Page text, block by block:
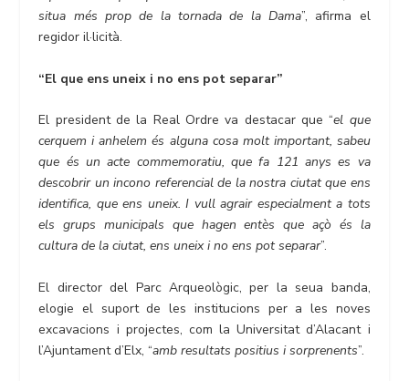
situa més prop de la tornada de la Dama”, afirma el
regidor il·licità.
“El que ens uneix i no ens pot separar”
El president de la Real Ordre va destacar que “el que
cerquem i anhelem és alguna cosa molt important, sabeu
que és un acte commemoratiu, que fa 121 anys es va
descobrir un incono referencial de la nostra ciutat que ens
identifica, que ens uneix. I vull agrair especialment a tots
els grups municipals que hagen entès que açò és la
cultura de la ciutat, ens uneix i no ens pot separar”.
El director del Parc Arqueològic, per la seua banda,
elogie el suport de les institucions per a les noves
excavacions i projectes, com la Universitat d’Alacant i
l’Ajuntament d’Elx, “amb resultats positius i sorprenents”.